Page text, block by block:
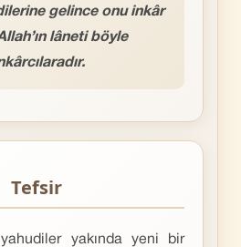
gelince onu inkâr
lâneti böyle
Tefsir
yahudiler yakında yeni bir